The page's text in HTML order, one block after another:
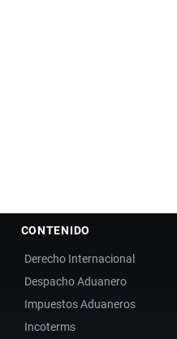
CONTENIDO
Derecho Internacional
Despacho Aduanero
Impuestos Aduaneros
Incoterms